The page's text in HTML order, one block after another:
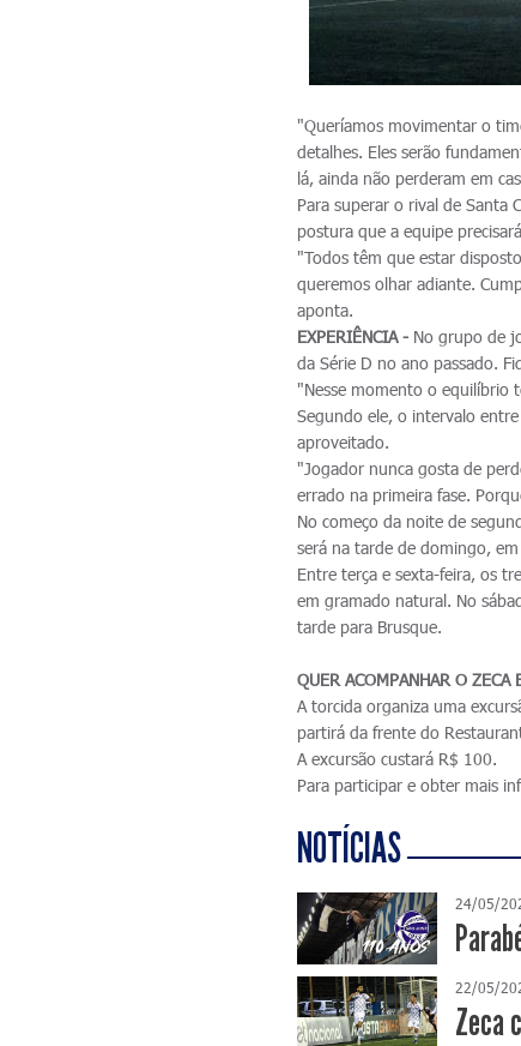
"Queríamos movimentar o
detalhes. Eles serão
lá, ainda não perderam em
Para superar o rival de Santa
postura que a equipe
"Todos têm que estar
queremos olhar adiante.
aponta.
EXPERIÊNCIA - No grupo de
da Série D no ano passado.
"Nesse momento o equilíbrio
Segundo ele, o intervalo
aproveitado.
"Jogador nunca gosta de
errado na primeira fase.
No começo da noite de
será na tarde de domingo,
Entre terça e sexta-feira, os
em gramado natural. No
tarde para Brusque.
QUER ACOMPANHAR O ZECA
A torcida organiza uma
partirá da frente do
A excursão custará R$ 100.
Para participar e obter mais
NOTÍCIAS
24/05/
22/05/
Zeca